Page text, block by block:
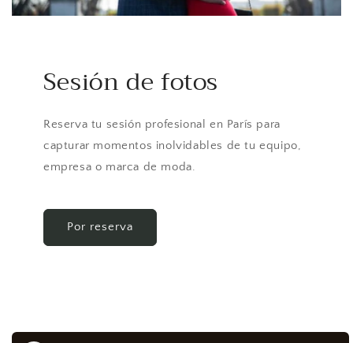
Sesión de fotos
Reserva tu sesión profesional en París para
capturar momentos inolvidables de tu equipo,
empresa o marca de moda.
Por reserva
directamente